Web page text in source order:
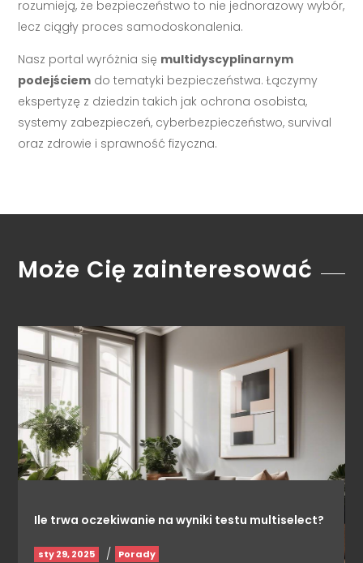
rozumieją, że bezpieczeństwo to nie jednorazowy wybór,
lecz ciągły proces samodoskonalenia.
Nasz portal wyróżnia się multidyscyplinarnym
podejściem do tematyki bezpieczeństwa. Łączymy
ekspertyzę z dziedzin takich jak ochrona osobista,
systemy zabezpieczeń, cyberbezpieczeństwo, survival
oraz zdrowie i sprawność fizyczna.
Może Cię zainteresować
Ile trwa oczekiwanie na wyniki testu multiselect?
sty 29, 2025 / Porady